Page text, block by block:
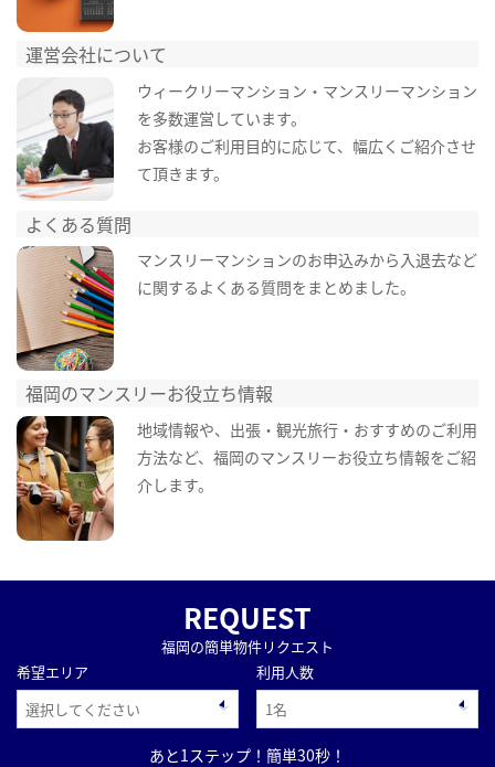
運営会社について
ウィークリーマンション・マンスリーマンション
を多数運営しています。
お客様のご利用目的に応じて、幅広くご紹介させ
て頂きます。
よくある質問
マンスリーマンションのお申込みから入退去など
に関するよくある質問をまとめました。
福岡のマンスリーお役立ち情報
地域情報や、出張・観光旅行・おすすめのご利用
方法など、福岡のマンスリーお役立ち情報をご紹
介します。
REQUEST
福岡の簡単物件リクエスト
希望エリア
利用人数
あと1ステップ！簡単30秒！